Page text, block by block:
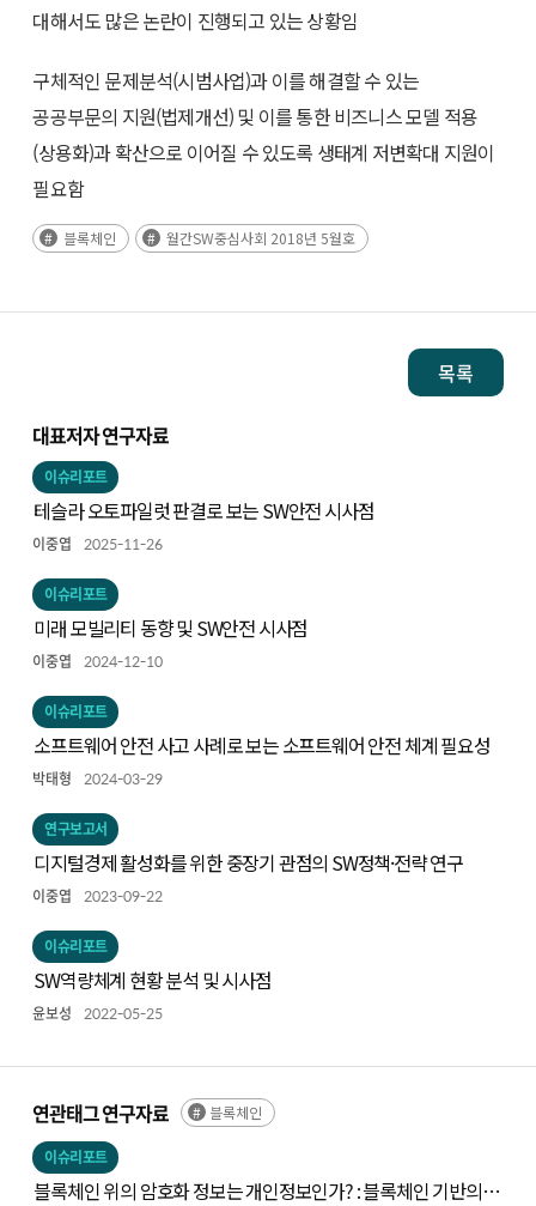
대해서도 많은 논란이 진행되고 있는 상황임
구체적인 문제분석(시범사업)과 이를 해결할 수 있는
공공부문의 지원(법제개선) 및 이를 통한 비즈니스 모델 적용
(상용화)과 확산으로 이어질 수 있도록 생태계 저변확대 지원이
필요함
블록체인 월간SW중심사회 2018년 5월호
목록
대표저자 연구자료
이슈리포트
테슬라 오토파일럿 판결로 보는 SW안전 시사점
이중엽 2025-11-26
이슈리포트
미래 모빌리티 동향 및 SW안전 시사점
이중엽 2024-12-10
이슈리포트
소프트웨어 안전 사고 사례로 보는 소프트웨어 안전 체계 필요성
박태형 2024-03-29
연구보고서
디지털경제 활성화를 위한 중장기 관점의 SW정책·전략 연구
이중엽 2023-09-22
이슈리포트
SW역량체계 현황 분석 및 시사점
윤보성 2022-05-25
연관태그 연구자료 블록체인
이슈리포트
블록체인 위의 암호화 정보는 개인정보인가? : 블록체인 기반의